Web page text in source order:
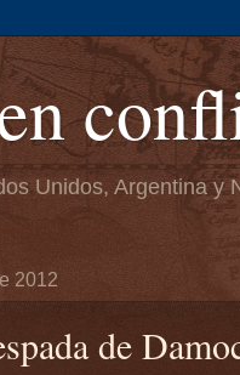
Unidos, Argentina y
2012
de